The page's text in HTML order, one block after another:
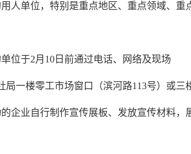
人单位，特别是重点地区、重点领域、
位于2月10日前通过电话、网络及现场
局一楼零工市场窗口（滨河路113号）或三
企业自行制作宣传展板、发放宣传材料，